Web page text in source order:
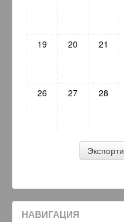
19 20 21
26 27 28
НАВИГАЦИЯ